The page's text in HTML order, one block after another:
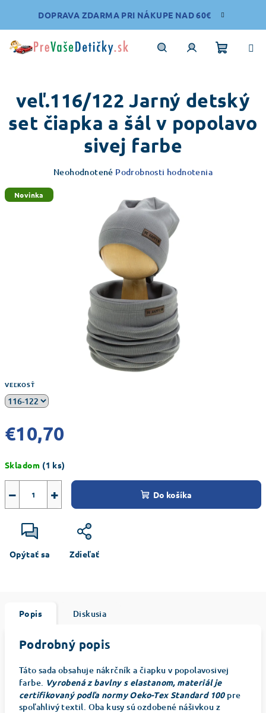
obsah
DOPRAVA ZDARMA PRI NÁKUPE NAD 60€
košík
VEĽKOSŤ
€10,70
cena:
Skladom (1 ks)
+
− Do košíka
Opýtať sa Zdieľať
veľ.116/122 Jarný detský
set čiapka a šál v popolavo
sivej farbe
Priemerné
produktu
hviezdičiek.
Neohodnotené Podrobnosti hodnotenia
Novinka
Popis Diskusia
Podrobný popis
Táto sada obsahuje nákrčník a čiapku v popolavosivej
farbe. Vyrobená z bavlny s elastanom, materiál je
certifikovaný podľa normy Oeko-Tex Standard 100pre
spoľahlivý textil. Oba kusy sú ozdobené nášivkou z